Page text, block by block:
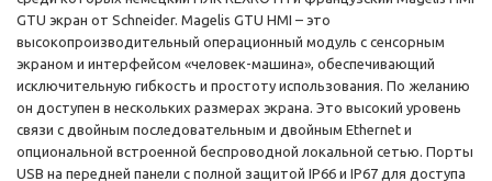
GTU экран от Schneider. Magelis GTU HMI – это
высокопроизводительный операционный модуль с сенсорным
экраном и интерфейсом «человек-машина», обеспечивающий
исключительную гибкость и простоту использования. По желанию
он доступен в нескольких размерах экрана. Это высокий уровень
связи с двойным последовательным и двойным Ethernet и
опциональной встроенной беспроводной локальной сетью. Порты
USB на передней панели с полной защитой IP66 и IP67 для доступа